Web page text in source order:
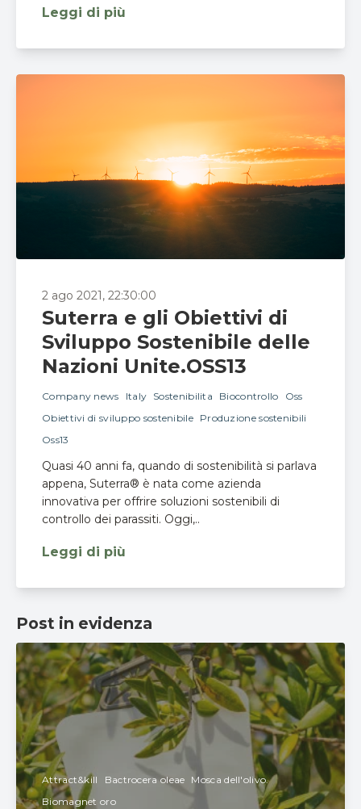
Leggi di più
2 ago 2021, 22:30:00
Suterra e gli Obiettivi di
Sviluppo Sostenibile delle
Nazioni Unite.OSS13
Company news Italy Sostenibilita Biocontrollo
Oss
Obiettivi di sviluppo sostenibile
Produzione sostenibili
Oss13
Quasi 40 anni fa, quando di sostenibilità si parlava
appena, Suterra® è nata come azienda
innovativa per offrire soluzioni sostenibili di
controllo dei parassiti. Oggi,..
Leggi di più
Post in evidenza
Attract&kill Bactrocera oleae Mosca dell'olivo.
Biomagnet oro